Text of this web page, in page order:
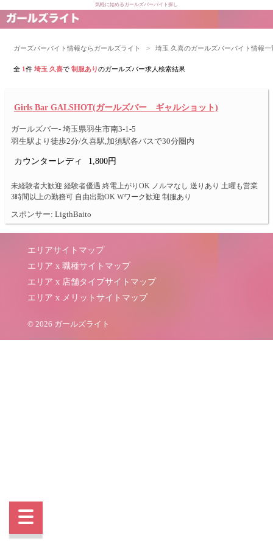
気軽に始めるガールズバーバイト探し
ガーズバーバイト情報ならガールズライト > 埼玉 久喜のガールズバーバイト情報一
全 1件埼玉 久喜で制服ありのガールズバー求人検索結果
Girls Bar GALSHOT(ガールズバー ギャルショット)
ガールズバー- 埼玉県羽生市南3-1-5
羽生駅より徒歩2分/久喜駅,加須駅各バスで30分圏内
カウンターレディ 1,800円
未経験者大歓迎 経験者優遇 終電上がりOK ノルマなし 送りあり 土曜も営業
3時間以上の勤務可 自由出勤OK Wワーク歓迎 制服あり
スポンサー: LigthBaito
エリアサイトマップ
エリア x 職種サイトマップ
エリア x 店舗タイプサイトマップ
エリア x メリットサイトマップ
© 2026 ガールズライト